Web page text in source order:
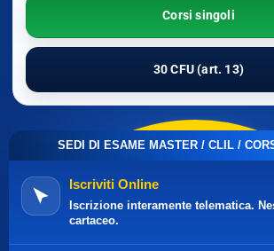
Corsi singoli
30 CFU (art. 13)
SEDI DI ESAME MASTER / CLIL /
Iscriviti Online
Iscrizione interamente telematica.
cartaceo.